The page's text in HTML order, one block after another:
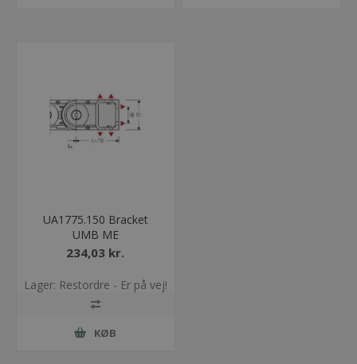
UA1775.150 Bracket
UMB ME
234,03 kr.
Lager: Restordre - Er på vej!
KØB